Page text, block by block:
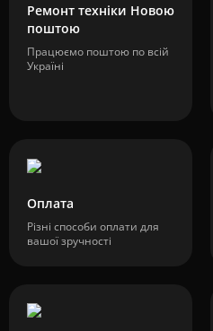
Ремонт техніки Новою
поштою
Працюємо поштою по всій
Україні
Оплата
Різні способи оплати для
вашої зручності